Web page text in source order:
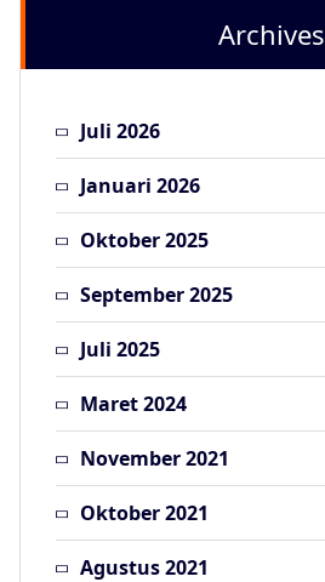
Archives
Juli 2026
Januari 2026
Oktober 2025
September 2025
Juli 2025
Maret 2024
November 2021
Oktober 2021
Agustus 2021